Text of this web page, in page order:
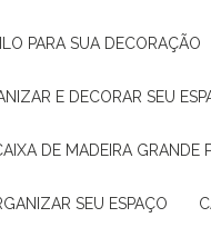
PARA SUA DECORAÇÃO
E DECORAR SEU
CAIXA DE MADEIRA
SEU ESPAÇO